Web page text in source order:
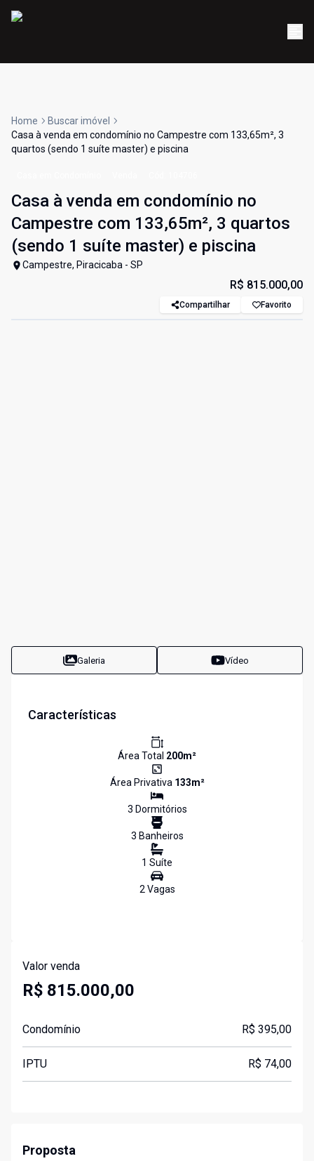
Home
Buscar imóvel
Casa à venda em condomínio no Campestre com 133,65m², 3
quartos (sendo 1 suíte master) e piscina
Casa à venda em condomínio no
Campestre com 133,65m², 3 quartos
(sendo 1 suíte master) e piscina
Campestre, Piracicaba - SP
R$ 815.000,00
Compartilhar Favorito
Galeria Vídeo
Características
Área Total 200m²
Área Privativa 133m²
3 Dormitórios
3 Banheiros
1 Suíte
2Vagas
Valor venda
R$ 815.000,00
Condomínio R$ 395,00
IPTU R$ 74,00
Proposta